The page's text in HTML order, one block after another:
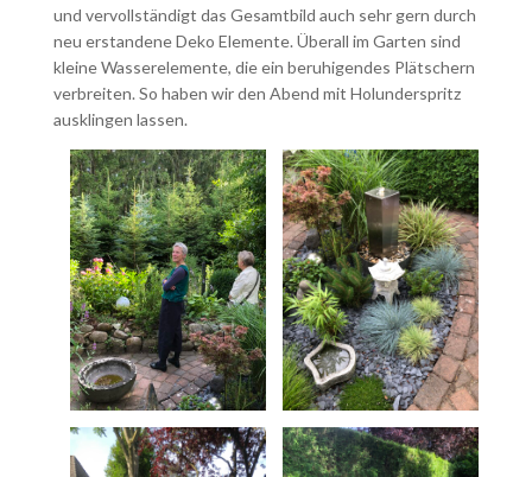
und vervollständigt das Gesamtbild auch sehr gern durch
neu erstandene Deko Elemente. Überall im Garten sind
kleine Wasserelemente, die ein beruhigendes Plätschern
verbreiten. So haben wir den Abend mit Holunderspritz
ausklingen lassen.